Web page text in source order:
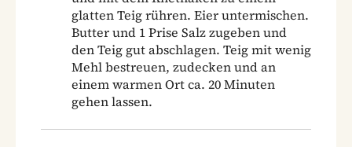
glatten Teig rühren. Eier untermischen.
Butter und 1 Prise Salz zugeben und
den Teig gut abschlagen. Teig mit wenig
Mehl bestreuen, zudecken und an
einem warmen Ort ca. 20 Minuten
gehen lassen.